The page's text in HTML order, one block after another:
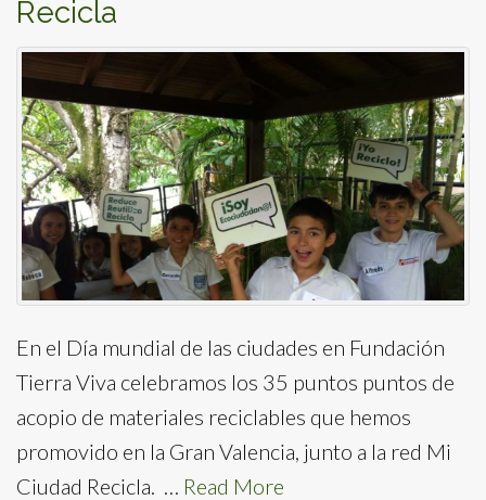
Recicla
En el Día mundial de las ciudades en Fundación
Tierra Viva celebramos los 35 puntos puntos de
acopio de materiales reciclables que hemos
promovido en la Gran Valencia, junto a la red Mi
Ciudad Recicla. … Read More